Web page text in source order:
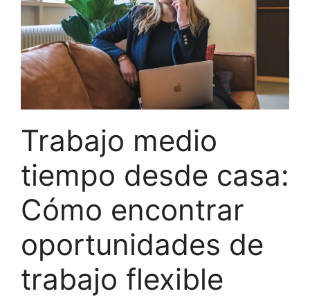
Trabajo medio
tiempo desde casa:
Cómo encontrar
oportunidades de
trabajo flexible